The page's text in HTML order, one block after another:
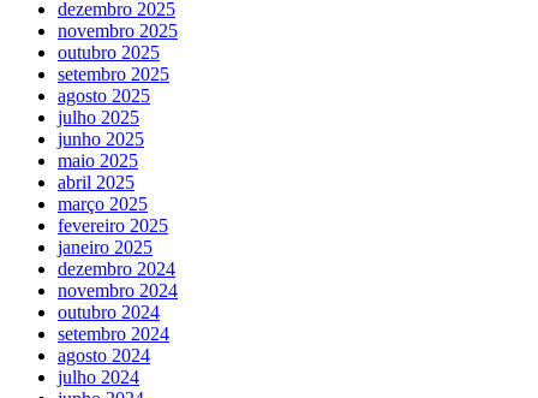
dezembro 2025
novembro 2025
outubro 2025
setembro 2025
agosto 2025
julho 2025
junho 2025
maio 2025
abril 2025
março 2025
fevereiro 2025
janeiro 2025
dezembro 2024
novembro 2024
outubro 2024
setembro 2024
agosto 2024
julho 2024